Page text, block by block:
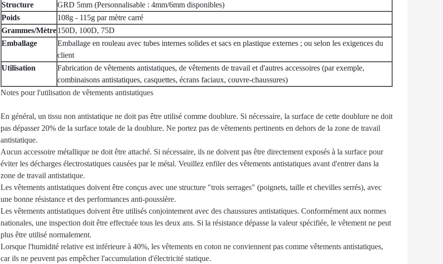
Structure
GRD 5mm (Personnalisable : 4mm/6mm disponibles)
Poids
108g - 115g par mètre carré
Grammes/Mètre150D, 100D, 75D
Emballage
Emballage en rouleau avec tubes internes solides et sacs en plastique externes ; ou selon les exigences du
client
Utilisation
Fabrication de vêtements antistatiques, de vêtements de travail et d'autres accessoires (par exemple,
combinaisons antistatiques, casquettes, écrans faciaux, couvre-chaussures)
Notes pour l'utilisation de vêtements antistatiques
En général, un tissu non antistatique ne doit pas être utilisé comme doublure. Si nécessaire, la surface de cette doublure ne doit
pas dépasser 20% de la surface totale de la doublure. Ne portez pas de vêtements pertinents en dehors de la zone de travail
antistatique.
Aucun accessoire métallique ne doit être attaché. Si nécessaire, ils ne doivent pas être directement exposés à la surface pour
éviter les décharges électrostatiques causées par le métal. Veuillez enfiler des vêtements antistatiques avant d'entrer dans la
zone de travail antistatique.
Les vêtements antistatiques doivent être conçus avec une structure "trois serrages" (poignets, taille et chevilles serrés), avec
une bonne résistance et des performances anti-poussière.
Les vêtements antistatiques doivent être utilisés conjointement avec des chaussures antistatiques. Conformément aux normes
nationales, une inspection doit être effectuée tous les deux ans. Si la résistance dépasse la valeur spécifiée, le vêtement ne peut
plus être utilisé normalement.
Lorsque l'humidité relative est inférieure à 40%, les vêtements en coton ne conviennent pas comme vêtements antistatiques,
car ils ne peuvent pas empêcher l'accumulation d'électricité statique.